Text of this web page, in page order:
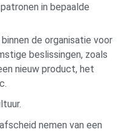
in bepaalde
de organisatie voor
beslissingen, zoals
nieuw product, het
nemen van een